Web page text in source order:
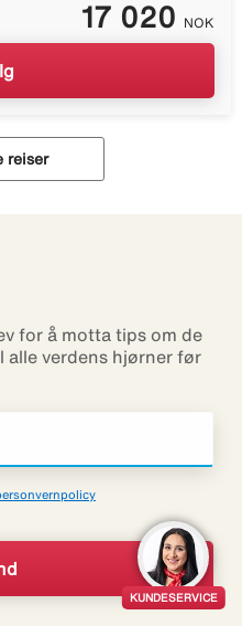
17 020 NOK
reiser
for å motta tips om de
alle verdens hjørner før
KUNDESERVICE